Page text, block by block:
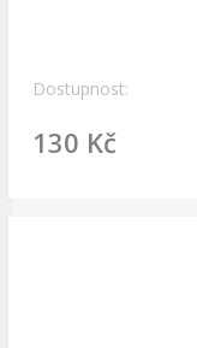
Dostupnost:
130 Kč